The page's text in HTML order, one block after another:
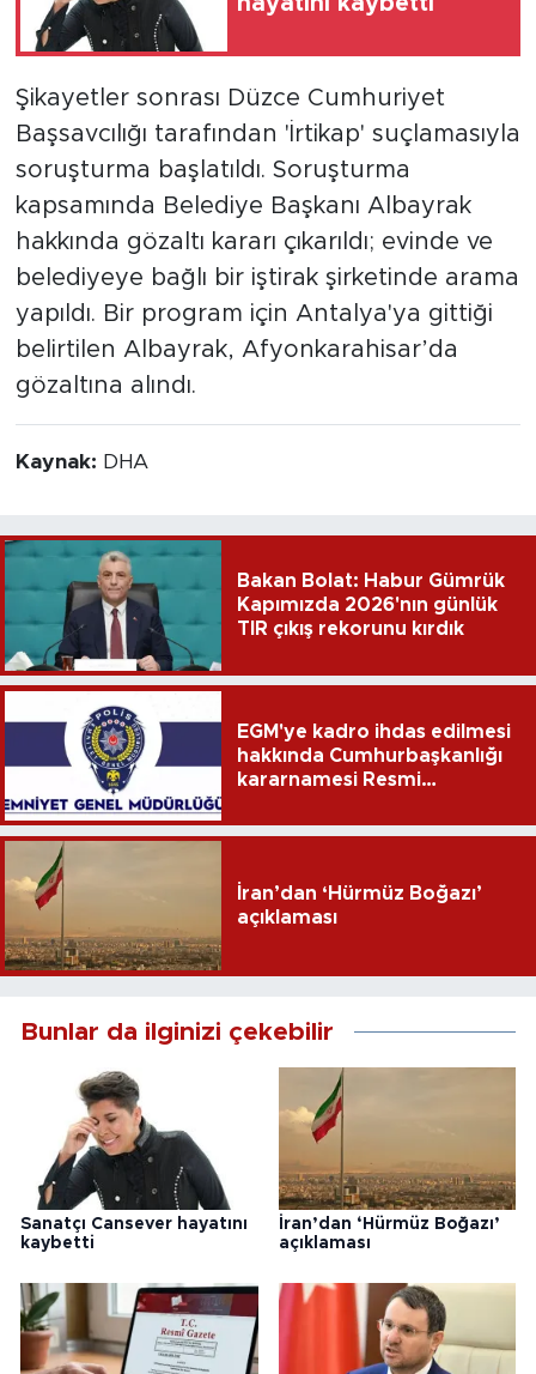
Şikayetler sonrası Düzce Cumhuriyet
Başsavcılığı tarafından 'İrtikap' suçlamasıyla
soruşturma başlatıldı. Soruşturma
kapsamında Belediye Başkanı Albayrak
hakkında gözaltı kararı çıkarıldı; evinde ve
belediyeye bağlı bir iştirak şirketinde arama
yapıldı. Bir program için Antalya'ya gittiği
belirtilen Albayrak, Afyonkarahisar’da
gözaltına alındı.
Kaynak: DHA
Bakan Bolat: Habur Gümrük
Kapımızda 2026'nın günlük
TIR çıkış rekorunu kırdık
EGM'ye kadro ihdas edilmesi
hakkında Cumhurbaşkanlığı
kararnamesi Resmi
İran’dan ‘Hürmüz Boğazı’
açıklaması
Bunlar da ilginizi çekebilir
Sanatçı Cansever hayatını
kaybetti
İran’dan ‘Hürmüz Boğazı’
açıklaması